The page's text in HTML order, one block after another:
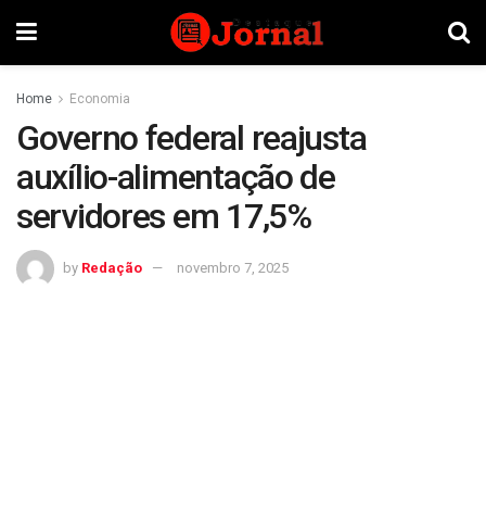
Home Economia
Governo federal reajusta
auxílio-alimentação de
servidores em 17,5%
by Redação novembro 7, 2025